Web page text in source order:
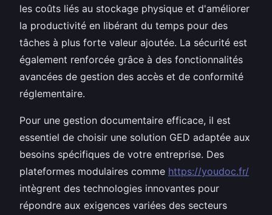
les coûts liés au stockage physique et d'améliorer
la productivité en libérant du temps pour des
tâches à plus forte valeur ajoutée. La sécurité est
également renforcée grâce à des fonctionnalités
avancées de gestion des accès et de conformité
réglementaire.
Pour une gestion documentaire efficace, il est
essentiel de choisir une solution GED adaptée aux
besoins spécifiques de votre entreprise. Des
plateformes modulaires comme https://youdoc.fr/
intègrent des technologies innovantes pour
répondre aux exigences variées des secteurs